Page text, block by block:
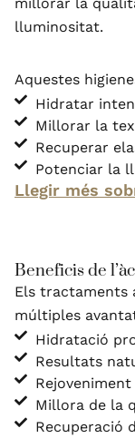
lluminositat.
Aquestes
Hidratar
Millorar la
Recuperar
Potenciar la
Llegir més
Beneficis de
Els tractaments
múltiples
Hidratació
Resultats
Millora de la
Recuperació